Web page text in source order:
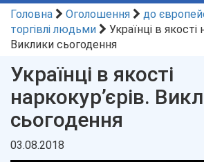
Головна
Оголошення
до
торгівлі людьми
Українці в якості
Виклики сьогодення
Українці в якості
наркокур’єрів.
сьогодення
03.08.2018